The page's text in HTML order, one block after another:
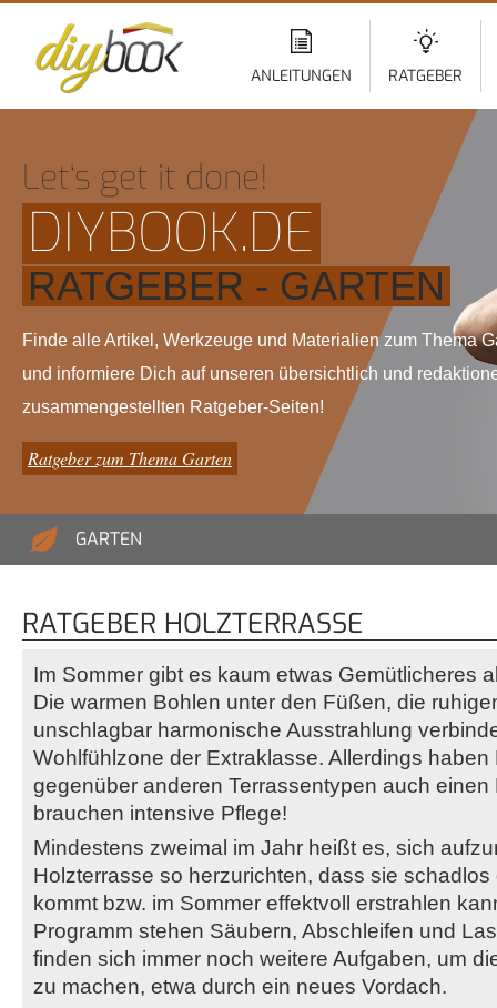
ANLEITUNGEN RATGEBER
Let‘s get it done!
DIYBOOK.DE
RATGEBER - GARTEN
Finde alle Artikel, Werkzeuge und Materialien zum Thema
und informiere Dich auf unseren übersichtlich und
zusammengestellten Ratgeber-Seiten!
Ratgeber zum Thema Garten
GARTEN
RATGEBER HOLZTERRASSE
Im Sommer gibt es kaum etwas Gemütlicheres
Die warmen Bohlen unter den Füßen, die
unschlagbar harmonische Ausstrahlung
Wohlfühlzone der Extraklasse. Allerdings haben
gegenüber anderen Terrassentypen auch einen
brauchen intensive Pflege!
Mindestens zweimal im Jahr heißt es, sich
Holzterrasse so herzurichten, dass sie
kommt bzw. im Sommer effektvoll erstrahlen
Programm stehen Säubern, Abschleifen und
finden sich immer noch weitere Aufgaben, um
zu machen, etwa durch ein neues Vordach.